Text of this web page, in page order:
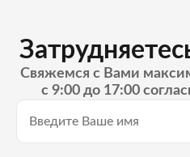
Свяжемся с Вами
с 9:00 до 17:00